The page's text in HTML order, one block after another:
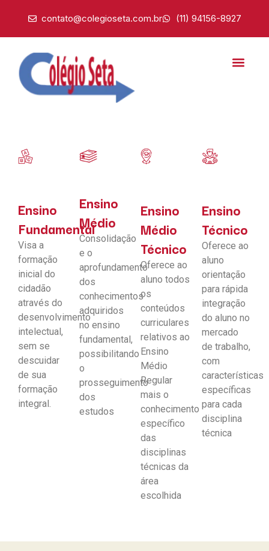
contato@colegioseta.com.br (11) 94156-8927
Ensino
Fundamental
Visa a
formação
inicial do
cidadão
através do
desenvolvimento
intelectual,
sem se
descuidar
de sua
formação
integral.
Ensino
Médio
Consolidação
e o
aprofundamento
dos
conhecimentos
adquiridos
no ensino
fundamental,
possibilitando
o
prosseguimento
dos
estudos
Ensino
Médio
Técnico
Oferece ao
aluno todos
os
conteúdos
curriculares
relativos ao
Ensino
Médio
Regular
mais o
conhecimento
específico
das
disciplinas
técnicas da
área
escolhida
Ensino
Técnico
Oferece ao
aluno
orientação
para rápida
integração
do aluno no
mercado
de trabalho,
com
características
específicas
para cada
disciplina
técnica